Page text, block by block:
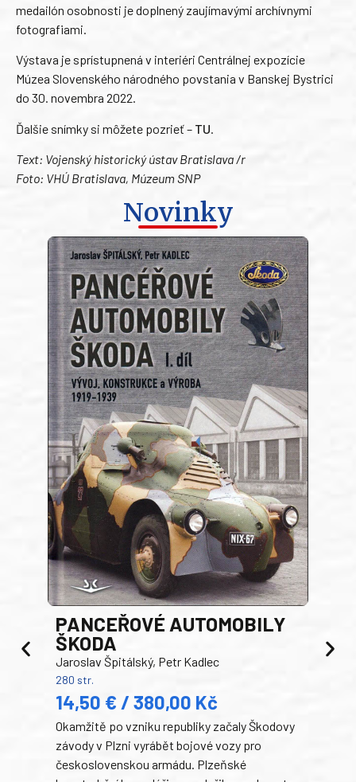
medailón osobnosti je doplnený zaujímavými archívnymi
fotografiami.
Výstava je sprístupnená v interiéri Centrálnej expozície
Múzea Slovenského národného povstania v Banskej Bystrici
do 30. novembra 2022.
Ďalšie snímky si môžete pozrieť – TU.
Text: Vojenský historický ústav Bratislava /r
Foto: VHÚ Bratislava, Múzeum SNP
Novinky
PANCEŘOVÉ AUTOMOBILY
ŠKODA
Jaroslav Špitálský, Petr Kadlec
280 str.
14,50 € / 380,00 Kč
Okamžitě po vzniku republiky začaly Škodovy
závody v Plzni vyrábět bojové vozy pro
československou armádu. Plzeňské